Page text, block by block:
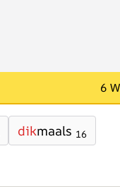
6
dikmaals 16